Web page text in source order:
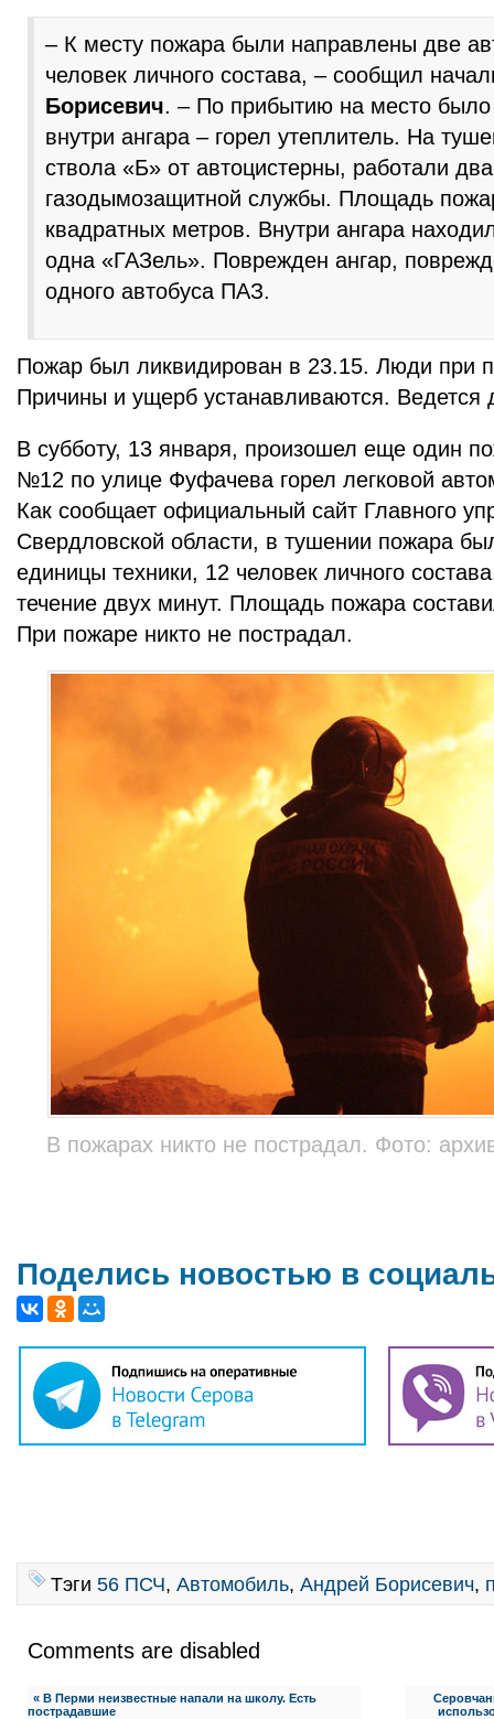
– К месту пожара были направлены две
человек личного состава, – сообщил
Борисевич. – По прибытию на место было
внутри ангара – горел утеплитель. На
ствола «Б» от автоцистерны, работали
газодымозащитной службы. Площадь
квадратных метров. Внутри ангара
одна «ГАЗель». Поврежден ангар,
одного автобуса ПАЗ.
Пожар был ликвидирован в 23.15. Люди при
Причины и ущерб устанавливаются. Ведется
В субботу, 13 января, произошел еще один
№12 по улице Фуфачева горел легковой
Как сообщает официальный сайт Главного
Свердловской области, в тушении пожара
единицы техники, 12 человек личного
течение двух минут. Площадь пожара
При пожаре никто не пострадал.
В пожарах никто не пострадал. Фото:
Поделись новостью в
Тэги 56 ПСЧ, Автомобиль, Андрей Борисевич,
Comments are disabled
« В Перми неизвестные напали на школу. Есть
пострадавшие